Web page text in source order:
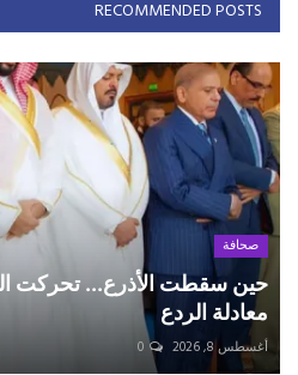
RECOMMENDED POSTS
صحافة
حين سقطت الأذرع... تحركت
معادلة الردع
أغسطس 8, 2026 0